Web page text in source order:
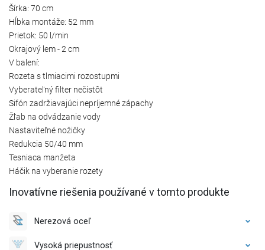
Šírka: 70 cm
Hĺbka montáže: 52 mm
Prietok: 50 l/min
Okrajový lem - 2 cm
V balení:
Rozeta s tlmiacimi rozostupmi
Vyberateľný filter nečistôt
Sifón zadržiavajúci nepríjemné zápachy
Žľab na odvádzanie vody
Nastaviteľné nožičky
Redukcia 50/40 mm
Tesniaca manžeta
Háčik na vyberanie rozety
Inovatívne riešenia používané v tomto produkte
Nerezová oceľ
Vysoká priepustnosť